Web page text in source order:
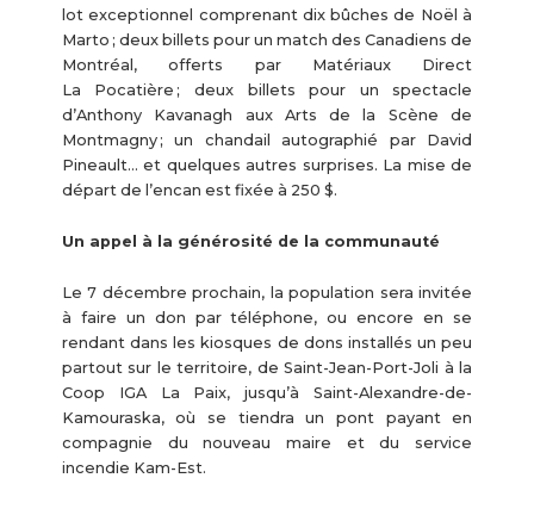
lot exceptionnel comprenant dix bûches de Noël à
Marto ; deux billets pour un match des Canadiens de
Montréal, offerts par Matériaux Direct
La Pocatière ; deux billets pour un spectacle
d’Anthony Kavanagh aux Arts de la Scène de
Montmagny ; un chandail autographié par David
Pineault… et quelques autres surprises. La mise de
départ de l’encan est fixée à 250 $.
Un appel à la générosité de la communauté
Le 7 décembre prochain, la population sera invitée
à faire un don par téléphone, ou encore en se
rendant dans les kiosques de dons installés un peu
partout sur le territoire, de Saint-Jean-Port-Joli à la
Coop IGA La Paix, jusqu’à Saint-Alexandre-de-
Kamouraska, où se tiendra un pont payant en
compagnie du nouveau maire et du service
incendie Kam-Est.